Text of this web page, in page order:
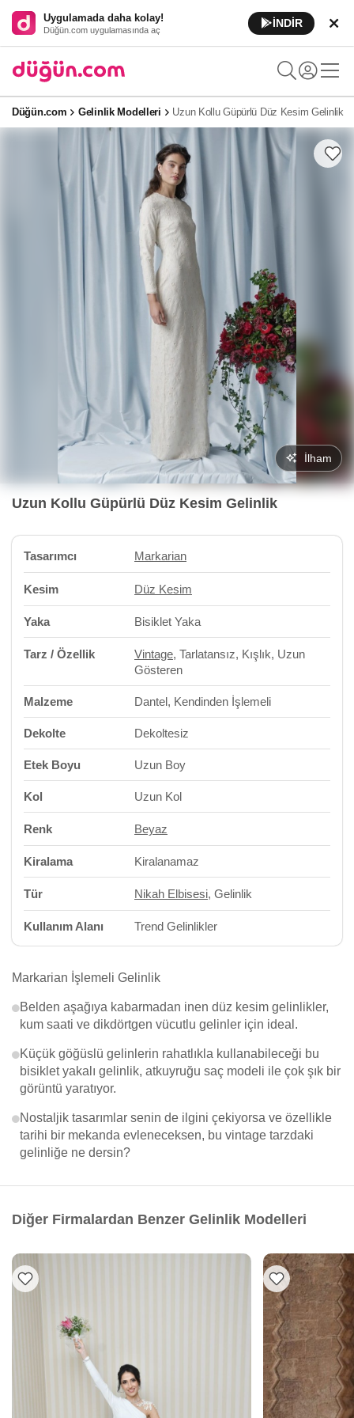
Uygulamada daha kolay!
Düğün.com uygulamasında aç
İNDİR
Düğün.com Gelinlik Modelleri Uzun Kollu Güpürlü Düz Kesim Gelinlik
İlham
Uzun Kollu Güpürlü Düz Kesim Gelinlik
Tasarımcı Markarian
Kesim Düz Kesim
Yaka Bisiklet Yaka
Tarz / Özellik Vintage, Tarlatansız, Kışlık, Uzun
Gösteren
Malzeme Dantel, Kendinden İşlemeli
Dekolte Dekoltesiz
Etek Boyu Uzun Boy
Kol Uzun Kol
Renk Beyaz
Kiralama Kiralanamaz
Tür Nikah Elbisesi, Gelinlik
Kullanım Alanı Trend Gelinlikler
Markarian İşlemeli Gelinlik
Belden aşağıya kabarmadan inen düz kesim gelinlikler,
kum saati ve dikdörtgen vücutlu gelinler için ideal.
Küçük göğüslü gelinlerin rahatlıkla kullanabileceği bu
bisiklet yakalı gelinlik, atkuyruğu saç modeli ile çok şık bir
görüntü yaratıyor.
Nostaljik tasarımlar senin de ilgini çekiyorsa ve özellikle
tarihi bir mekanda evleneceksen, bu vintage tarzdaki
gelinliğe ne dersin?
Diğer Firmalardan Benzer Gelinlik Modelleri